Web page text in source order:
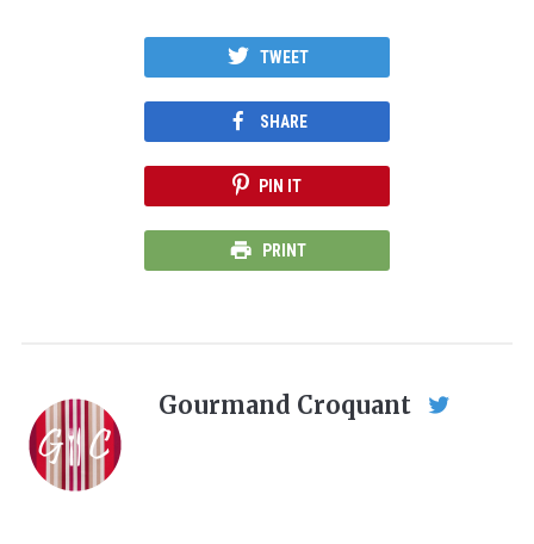
TWEET
SHARE
PIN IT
PRINT
Gourmand Croquant